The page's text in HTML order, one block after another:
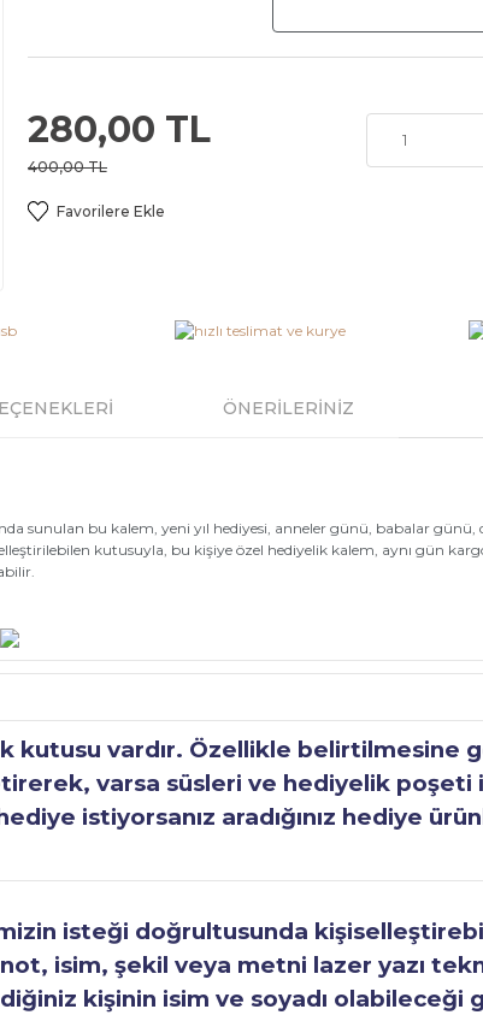
280,00 TL
400,00 TL
ÖNERİLERİNİZ
sunulan bu kalem, yeni yıl hediyesi, anneler günü, babalar
kutusuyla, bu kişiye özel hediyelik kalem, aynı gün
vardır. Özellikle belirtilmesine
varsa süsleri ve hediyelik poşeti
istiyorsanız aradığınız hediye
isteği doğrultusunda
isim, şekil veya metni lazer yazı
kişinin isim ve soyadı olabileceği